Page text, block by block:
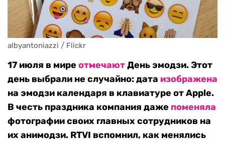
albyantoniazzi / Flickr
17 июля в мире отмечаютДень эмодзи. Этот
день выбрали не случайно: дата изображена
на эмодзи календаря в клавиатуре от Apple.
В честь праздника компания даже поменяла
фотографии своих главных сотрудников на
их анимодзи. RTVI вспомнил, как менялись